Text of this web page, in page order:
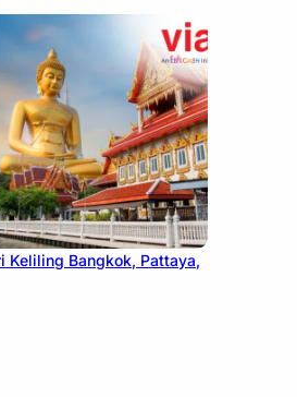
Keliling Bangkok, Pattaya,